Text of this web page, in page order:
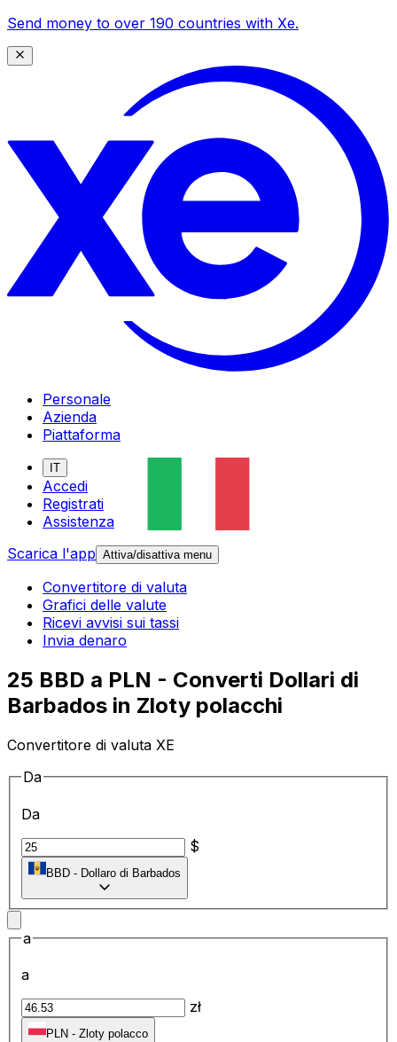
Send money to over 190 countries with Xe.
Personale
Azienda
Piattaforma
IT
Accedi
Registrati
Assistenza
Scarica l'app Attiva/disattiva menu
Convertitore di valuta
Grafici delle valute
Ricevi avvisi sui tassi
Invia denaro
25 BBD a PLN - Converti Dollari di
Barbados in Zloty polacchi
Convertitore di valuta XE
Da
Da
$
BBD - Dollaro di Barbados
a
a
zł
PLN - Zloty polacco